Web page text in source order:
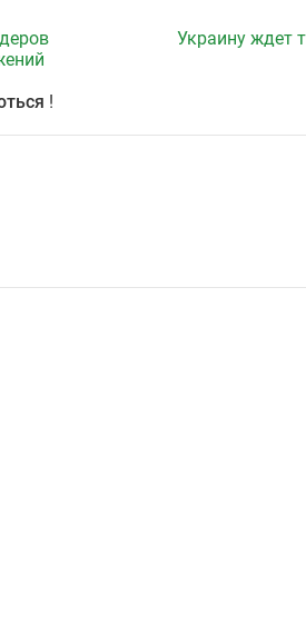
Украину ждет
!